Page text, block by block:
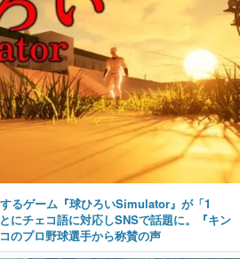
るゲーム『球ひろいSimulator』が「1
にチェコ語に対応しSNSで話題に。『キン
のプロ野球選手から称賛の声